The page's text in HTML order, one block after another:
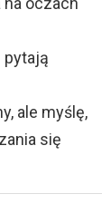
pytają
ale myślę,
się